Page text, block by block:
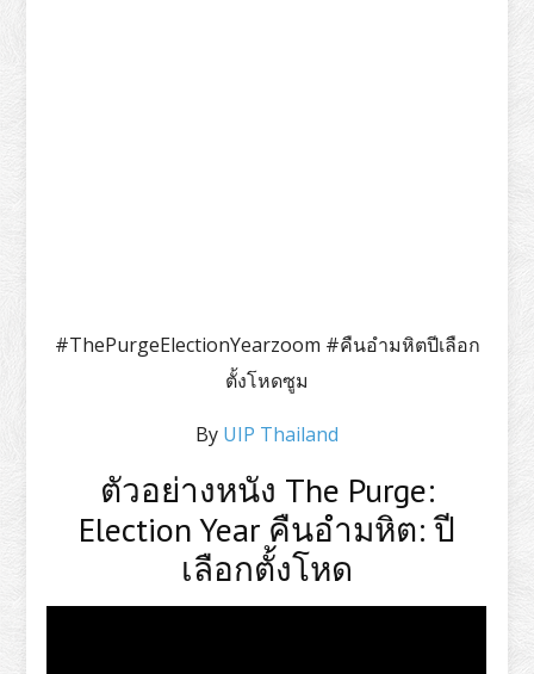
#ThePurgeElectionYearzoom #คืนอำมหิตปีเลือก
ตั้งโหดซูม
By UIP Thailand
ตัวอย่างหนัง The Purge:
Election Year คืนอำมหิต: ปี
เลือกตั้งโหด